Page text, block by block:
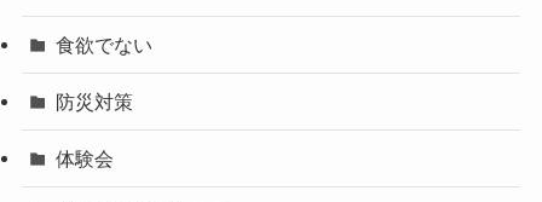
食欲でない
防災対策
体験会